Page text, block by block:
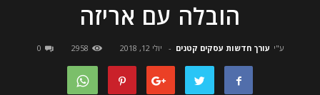
הובלה עם אריזה
ע"י עורך חדשות עסקים קטנים - יולי 12, 2018 2958
0